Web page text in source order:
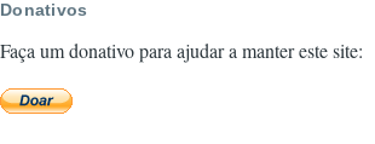
Donativos
Faça um donativo para ajudar a manter este site: